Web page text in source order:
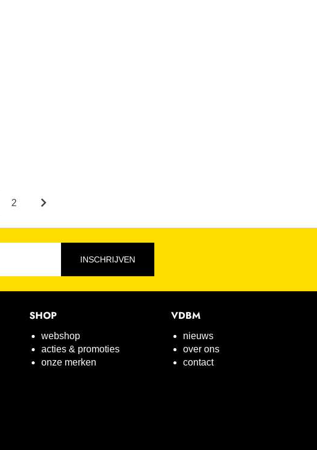
2
INSCHRIJVEN
SHOP
webshop
acties & promoties
onze merken
VDBM
nieuws
over ons
contact